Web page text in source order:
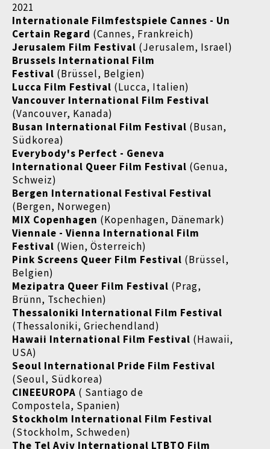
2021
Internationale Filmfestspiele Cannes - Un
Certain Regard (Cannes, Frankreich)
Jerusalem Film Festival (Jerusalem, Israel)
Brussels International Film
Festival (Brüssel, Belgien)
Lucca Film Festival (Lucca, Italien)
Vancouver International Film Festival
(Vancouver, Kanada)
Busan International Film Festival (Busan,
Südkorea)
Everybody's Perfect - Geneva
International Queer Film Festival (Genua,
Schweiz)
Bergen International Festival Festival
(Bergen, Norwegen)
MIX Copenhagen (Kopenhagen, Dänemark)
Viennale - Vienna International Film
Festival (Wien, Österreich)
Pink Screens Queer Film Festival (Brüssel,
Belgien)
Mezipatra Queer Film Festival (Prag,
Brünn, Tschechien)
Thessaloniki International Film Festival
(Thessaloniki, Griechendland)
Hawaii International Film Festival (Hawaii,
USA)
Seoul International Pride Film Festival
(Seoul, Südkorea)
CINEEUROPA ( Santiago de
Compostela, Spanien)
Stockholm International Film Festival
(Stockholm, Schweden)
The Tel Aviv International LTBTQ Film